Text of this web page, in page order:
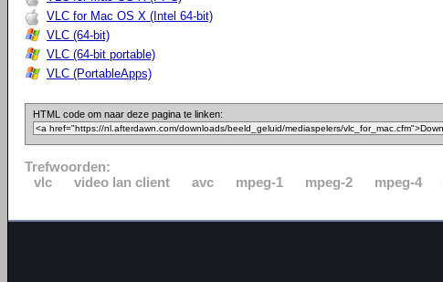
VLC for Mac OS X (Intel 64-bit)
VLC (64-bit)
VLC (64-bit portable)
VLC (PortableApps)
HTML code om naar deze pagina te linken:
Trefwoorden:
vlc
video lan client avc mpeg-1 mpeg-2 mpeg-4